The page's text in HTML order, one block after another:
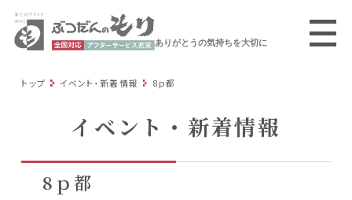
ありがとうの気持ちを大切に
トップ イベント・新着情報 8ｐ都
イベント・新着情報
8ｐ都